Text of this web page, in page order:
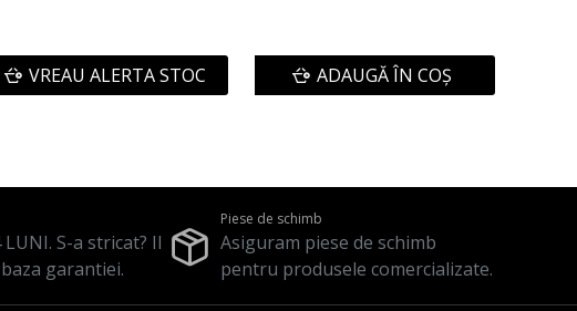
VREAU ALERTA STOC ADAUGĂ ÎN COŞ
S-a stricat? Il
garantiei.
Piese de schimb
Asiguram piese de schimb
pentru produsele comercializate.